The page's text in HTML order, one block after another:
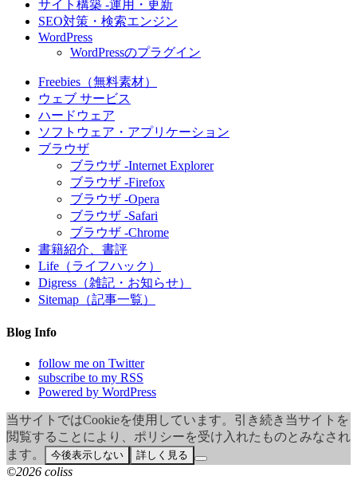
サイト構築 -運用・更新
SEO対策・検索エンジン
WordPress
WordPressのプラグイン
Freebies（無料素材）
ウェブ サービス
ハードウェア
ソフトウェア・アプリケーション
ブラウザ
ブラウザ -Internet Explorer
ブラウザ -Firefox
ブラウザ -Opera
ブラウザ -Safari
ブラウザ -Chrome
書籍紹介、書評
Life（ライフハック）
Digress（雑記・お知らせ）
Sitemap（記事一覧）
Blog Info
follow me on Twitter
subscribe to my RSS
Powered by WordPress
当サイトではCookieを使用しています。引き続き当サイトを
閲覧することにより、ポリシーを受け入れたものとみなされ
ます。
今後表示しない 詳しく見る
©2026 coliss